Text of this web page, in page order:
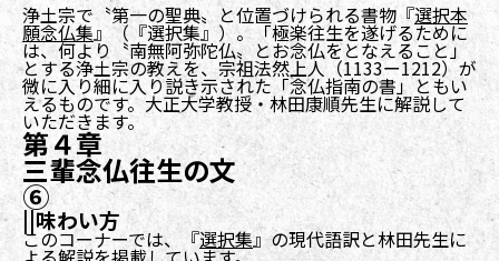
浄土宗で〝第一の聖典〟と位置づけられる書物『選択本
願念仏集』（『選択集』）。「極楽往生を遂げるために
は、何より〝南無阿弥陀仏〟とお念仏をとなえること」
とする浄土宗の教えを、宗祖法然上人（1133ー1212）が
微に入り細に入り説き示された「念仏指南の書」ともい
えるものです。大正大学教授・林田康順先生に解説して
いただきます。
第４章
三輩念仏往生の文
⑥
||味わい方
このコーナーでは、『選択集』の現代語訳と林田先生に